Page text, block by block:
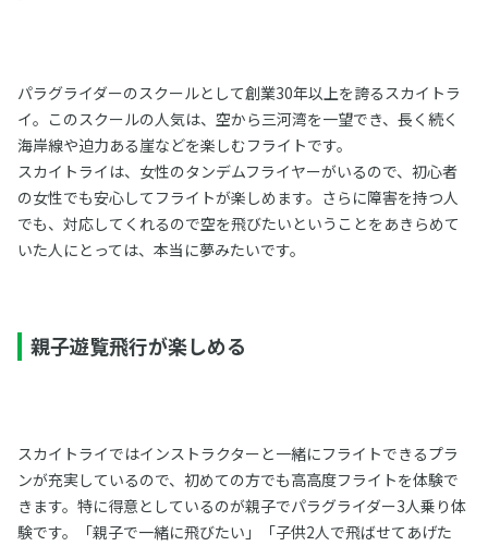
パラグライダーのスクールとして創業30年以上を誇るスカイトラ
イ。このスクールの人気は、空から三河湾を一望でき、長く続く
海岸線や迫力ある崖などを楽しむフライトです。
スカイトライは、女性のタンデムフライヤーがいるので、初心者
の女性でも安心してフライトが楽しめます。さらに障害を持つ人
でも、対応してくれるので空を飛びたいということをあきらめて
いた人にとっては、本当に夢みたいです。
親子遊覧飛行が楽しめる
スカイトライではインストラクターと一緒にフライトできるプラ
ンが充実しているので、初めての方でも高高度フライトを体験で
きます。特に得意としているのが親子でパラグライダー3人乗り体
験です。「親子で一緒に飛びたい」「子供2人で飛ばせてあげた